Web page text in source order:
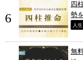
四
勢
人
無